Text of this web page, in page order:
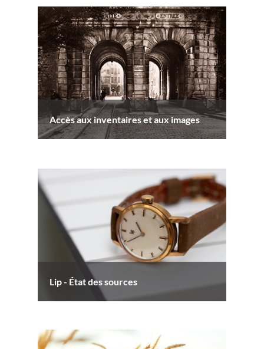
Accès aux inventaires et aux images
Lip - État des sources